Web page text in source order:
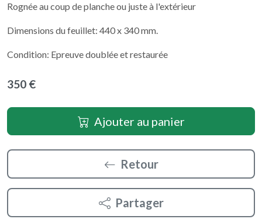
Rognée au coup de planche ou juste à l'extérieur
Dimensions du feuillet: 440 x 340 mm.
Condition: Epreuve doublée et restaurée
350 €
Ajouter au panier
Retour
Partager